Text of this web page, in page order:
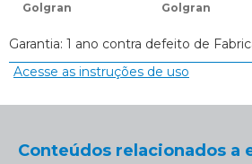
Golgran
Golgran
Garantia: 1 ano contra defeito de
Acesse as instruções de uso
Conteúdos relacionados a